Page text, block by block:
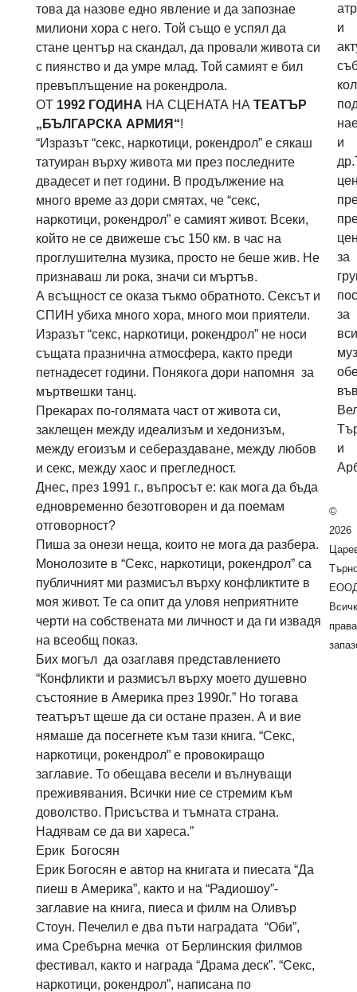
това да назове едно явление и да запознае
милиони хора с него. Той също е успял да
стане център на скандал, да провали живота си
с пиянство и да умре млад. Той самият е бил
превъплъщение на рокендрола.
ОТ 1992 ГОДИНА НА СЦЕНАТА НА ТЕАТЪР
„БЪЛГАРСКА АРМИЯ“!
“Изразът “секс, наркотици, рокендрол” е сякаш
татуиран върху живота ми през последните
двадесет и пет години. В продължение на
много време аз дори смятах, че “секс,
наркотици, рокендрол” е самият живот. Всеки,
който не се движеше със 150 км. в час на
проглушителна музика, просто не беше жив. Не
признаваш ли рока, значи си мъртъв.
А всъщност се оказа тъкмо обратното. Сексът и
СПИН убиха много хора, много мои приятели.
Изразът “секс, наркотици, рокендрол” не носи
същата празнична атмосфера, както преди
петнадесет години. Понякога дори напомня за
мъртвешки танц.
Прекарах по-голямата част от живота си,
заклещен между идеализъм и хедонизъм,
между егоизъм и себераздаване, между любов
и секс, между хаос и прегледност.
Днес, през 1991 г., въпросът е: как мога да бъда
едновременно безотговорен и да поемам
отговорност?
Пиша за онези неща, които не мога да разбера.
Монолозите в “Секс, наркотици, рокендрол” са
публичният ми размисъл върху конфликтите в
моя живот. Те са опит да уловя неприятните
черти на собствената ми личност и да ги извадя
на всеобщ показ.
Бих могъл да озаглавя представлението
“Конфликти и размисъл върху моето душевно
състояние в Америка през 1990г.” Но тогава
театърът щеше да си остане празен. А и вие
нямаше да посегнете към тази книга. “Секс,
наркотици, рокендрол” е провокиращо
заглавие. То обещава весели и вълнуващи
преживявания. Всички ние се стремим към
доволство. Присъства и тъмната страна.
Надявам се да ви хареса.”
Ерик Богосян
Ерик Богосян е автор на книгата и пиесата “Да
пиеш в Америка”, както и на “Радиошоу”-
заглавие на книга, пиеса и филм на Оливър
Стоун. Печелил е два пъти наградата “Оби”,
има Сребърна мечка от Берлинския филмов
фестивал, както и награда “Драма деск”. “Секс,
наркотици, рокендрол”, написана по
и
и
за
за
и
©
2026
права